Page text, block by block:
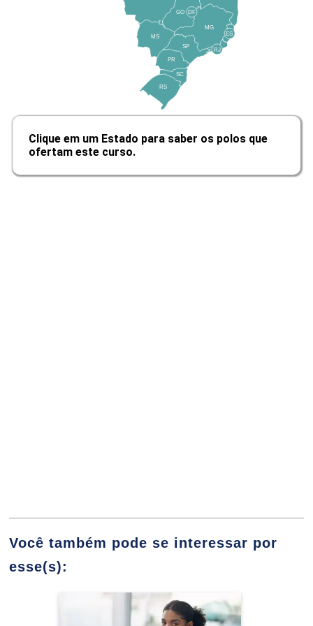
10h
Classificações Gerais de Custo III
10h
Sistema de Custeio por
Departamentalização
MS
GO
PR
SC
RS
SP
MG
RJ
ES
DF
Clique em um Estado para saber os polos que
ofertam este curso.
Você também pode se interessar por
esse(s):
Ciências Contábeis